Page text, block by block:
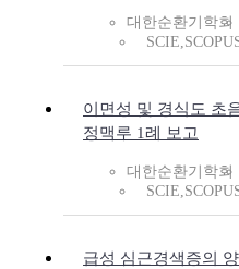
대한순환기학회
이면성 및 경식도 초
정맥루 1례 보고
대한순환기학회
급성 심근경색증의